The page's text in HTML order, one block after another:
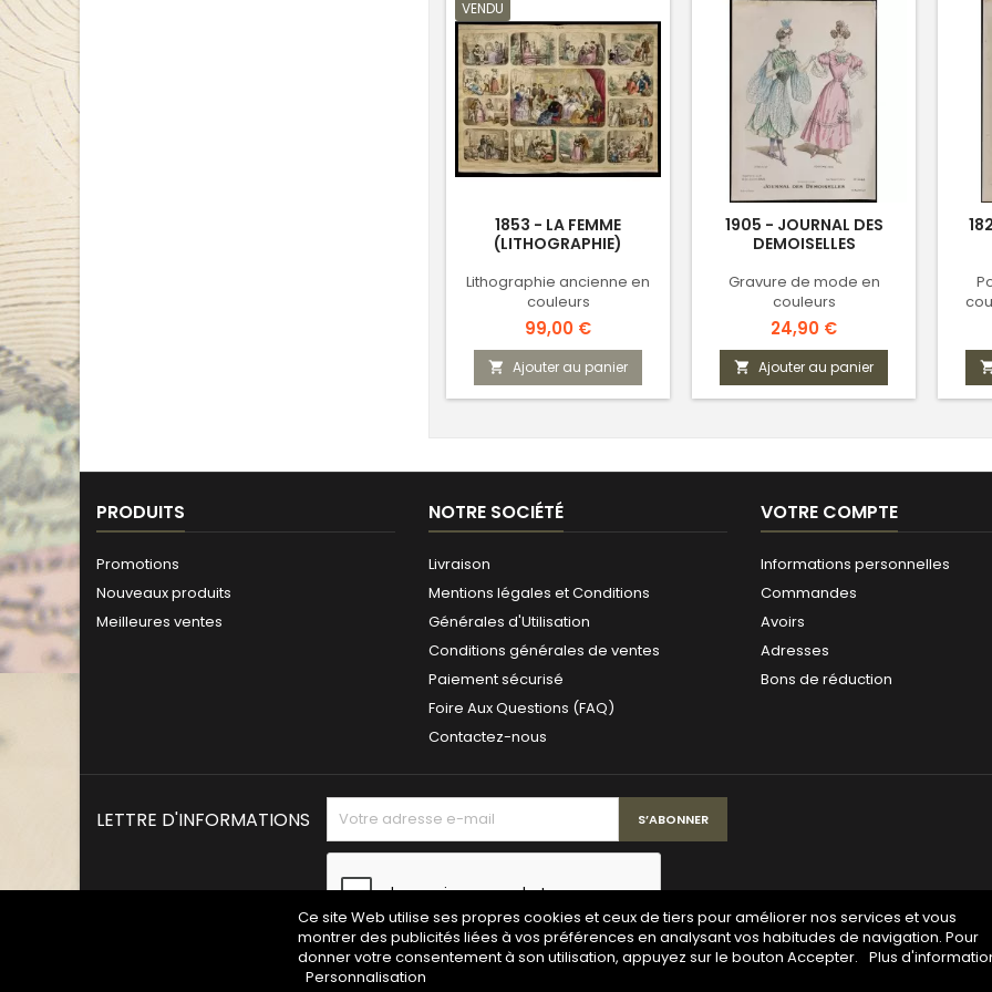
VENDU
1853 - LA FEMME
(LITHOGRAPHIE)
Lithographie ancienne en
couleurs
Prix
99,00 €
 Ajouter au panier
1905 - JOURNAL DES
DEMOISELLES
Gravure de mode en
couleurs
Prix
24,90 €
 Ajouter au panier
PRODUITS
Promotions
Nouveaux produits
Meilleures ventes
NOTRE SOCIÉTÉ
Livraison
Mentions légales et Conditions
Générales d'Utilisation
Conditions générales de ventes
Paiement sécurisé
Foire Aux Questions (FAQ)
Contactez-nous
VOTRE COMPTE
Informations personnelles
Commandes
Avoirs
Adresses
Bons de réduction
Ce site Web utilise ses propres cookies et ceux de tiers pour améliorer nos services et vous
montrer des publicités liées à vos préférences en analysant vos habitudes de navigation. Pour
donner votre consentement à son utilisation, appuyez sur le bouton Accepter. Plus
Personnalisation
LETTRE D'INFORMATIONS